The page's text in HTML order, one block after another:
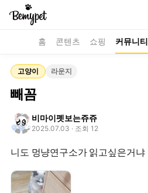
홈 콘텐츠 쇼핑 커뮤니티
고양이 라운지
빼꼼
비마이펫보는쥬쥬
2025.07.03 · 조회 12
니도 멍냥연구소가 읽고싶은거냐